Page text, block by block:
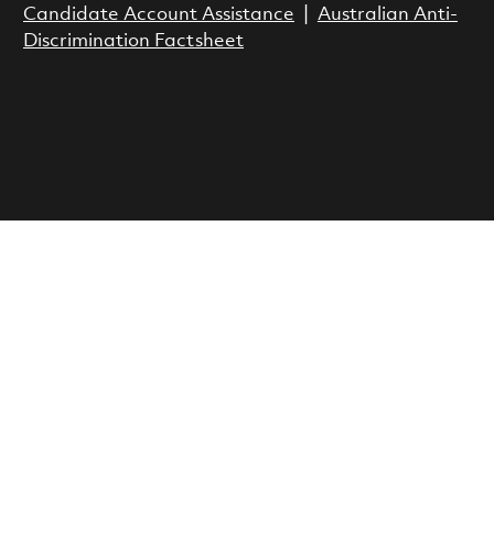
Candidate Account Assistance
Australian Anti-
Discrimination Factsheet